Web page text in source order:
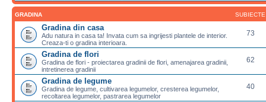
GRADINA SUBIECTE
Gradina din casa
Adu natura in casa ta! Invata cum sa ingrijesti plantele de interior.
Creaza-ti o gradina interioara.
73
Gradina de flori
Gradina de flori - proiectarea gradinii de flori, amenajarea gradinii,
intretinerea gradinii
62
Gradina de legume
Gradina de legume, cultivarea legumelor, cresterea legumelor,
recoltarea legumelor, pastrarea legumelor
40